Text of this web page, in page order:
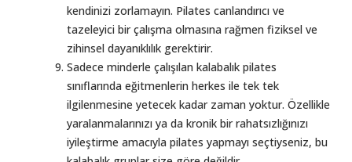
kendinizi zorlamayın. Pilates canlandırıcı ve
tazeleyici bir çalışma olmasına rağmen fiziksel ve
zihinsel dayanıklılık gerektirir.
Sadece minderle çalışılan kalabalık pilates
sınıflarında eğitmenlerin herkes ile tek tek
ilgilenmesine yetecek kadar zaman yoktur. Özellikle
yaralanmalarınızı ya da kronik bir rahatsızlığınızı
iyileştirme amacıyla pilates yapmayı seçtiyseniz, bu